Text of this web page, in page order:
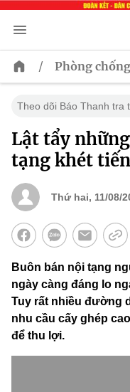
/ Phòng
Theo dõi Báo Thanh tra
Lật tẩy
tạng khét
Thứ hai, 11/08/
Buôn bán nội tạng
ngày càng đáng lo
Tuy rất nhiều đường
nhu cầu cấy ghép
để thu lợi.